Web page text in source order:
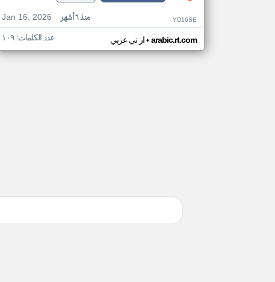
Jan 16, 2026
منذ ٦ أشهر YD16SE
ار تي عربي• arabic.rt.com عدد الكلمات: ١٠٩